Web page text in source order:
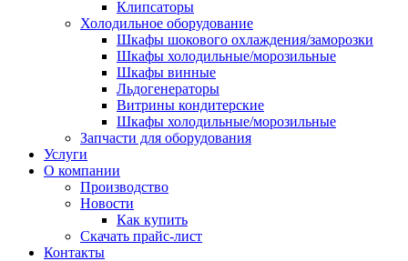
Клипсаторы
Холодильное оборудование
Шкафы шокового охлаждения/заморозки
Шкафы холодильные/морозильные
Шкафы винные
Льдогенераторы
Витрины кондитерские
Шкафы холодильные/морозильные
Запчасти для оборудования
Услуги
О компании
Производство
Новости
Как купить
Скачать прайс-лист
Контакты